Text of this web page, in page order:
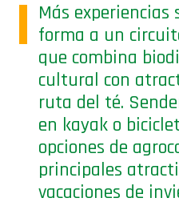
Más
forma a un
que combina
cultural con
ruta del té.
en kayak o
opciones de
principales
vacaciones de